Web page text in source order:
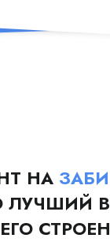
НА
ЛУЧШИЙ